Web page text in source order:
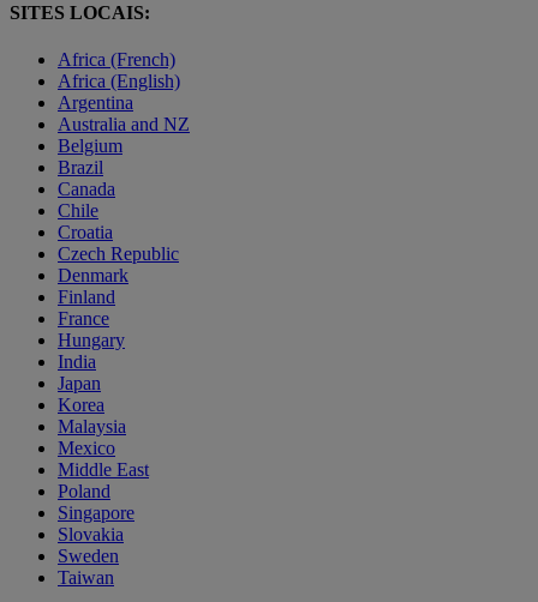
SITES LOCAIS:
Africa (French)
Africa (English)
Argentina
Australia and NZ
Belgium
Brazil
Canada
Chile
Croatia
Czech Republic
Denmark
Finland
France
Hungary
India
Japan
Korea
Malaysia
Mexico
Middle East
Poland
Singapore
Slovakia
Sweden
Taiwan